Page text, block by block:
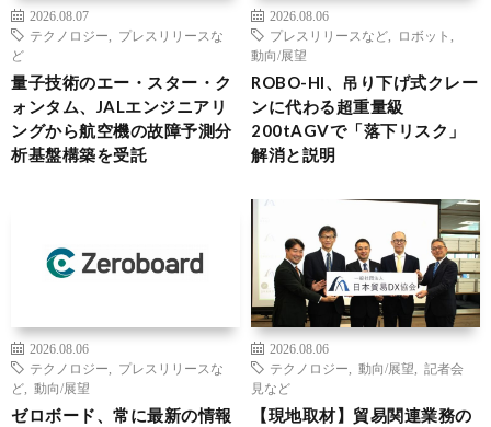
2026.08.07
テクノロジー
プレスリリースな
ど
量子技術のエー・スター・ク
ォンタム、JALエンジニアリ
ングから航空機の故障予測分
析基盤構築を受託
2026.08.06
プレスリリースなど
ロボット
動向/展望
ROBO-HI、吊り下げ式クレー
ンに代わる超重量級
200tAGVで「落下リスク」
解消と説明
2026.08.06
テクノロジー
プレスリリースな
ど
動向/展望
ゼロボード、常に最新の情報
2026.08.06
テクノロジー
動向/展望
記者会
見など
【現地取材】貿易関連業務の